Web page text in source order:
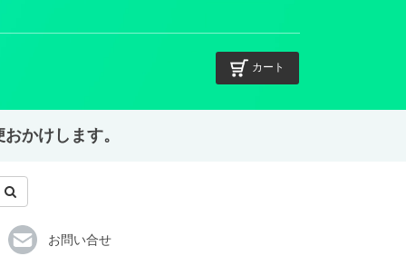
カート
かけします。
お問い合せ